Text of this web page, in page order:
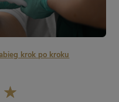
krok po kroku
☆